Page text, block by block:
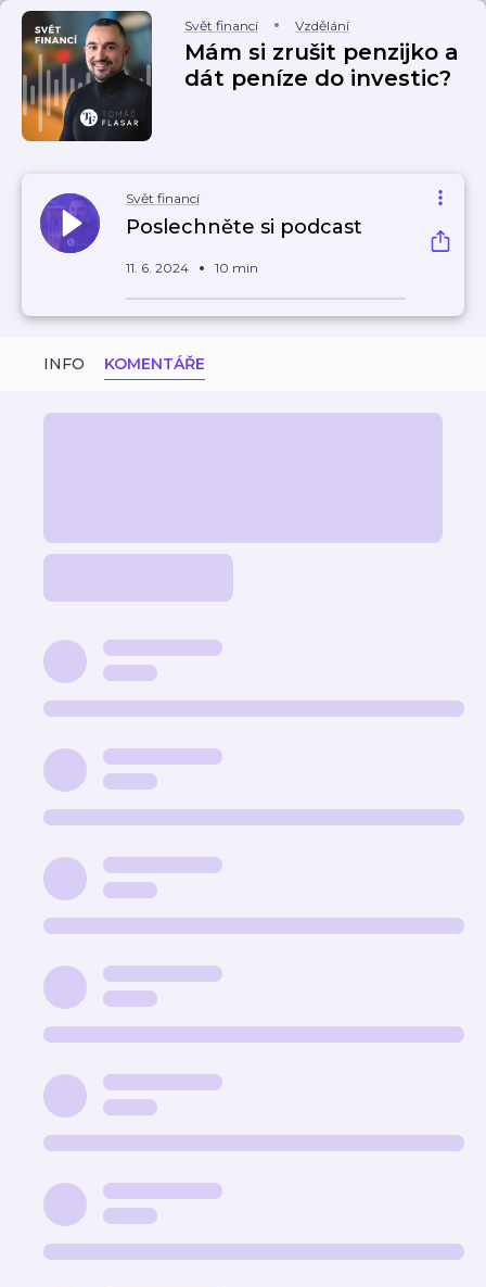
Svět financí Vzdělání
Mám si zrušit penzijko a
dát peníze do investic?
Svět financí
Poslechněte si podcast
11. 6. 2024 10 min
INFO KOMENTÁŘE